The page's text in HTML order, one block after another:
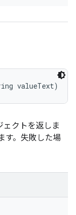
valueText)
クトを返しま
す。失敗した場